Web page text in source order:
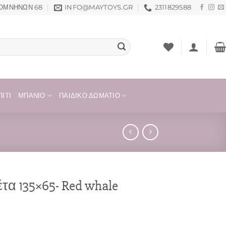
68 INFO@MAYTOYS.GR 2311829588
ΜΠΆΝΙΟ ΠΑΙΔΙΚΌ ΔΩΜΆΤΙΟ
135×65- Red whale